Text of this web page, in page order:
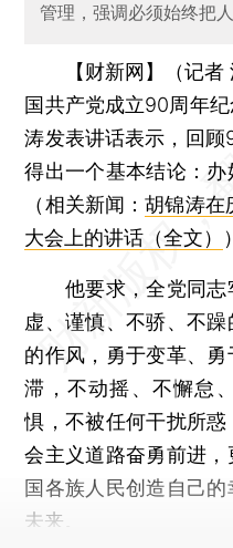
管理，强调必须始终把
【财新网】（记者
国共产党成立90周年
涛发表讲话表示，回
得出一个基本结论：办
（相关新闻：胡锦涛在
大会上的讲话（全文）
）
他要求，全党同志
虚、谨慎、不骄、不
的作风，勇于变革、
滞，不动摇、不懈怠
惧，不被任何干扰所
会主义道路奋勇前进
国各族人民创造自己
未来。